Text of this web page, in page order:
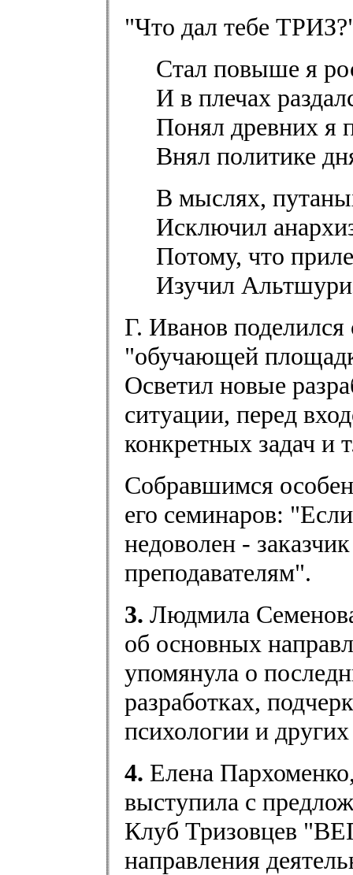
"Что дал тебе
Стал повыше я
И в плечах
Понял древних я
Внял политике
В мыслях,
Исключил
Потому, что
Изучил
Г. Иванов
"обучающей
Осветил новые
ситуации, перед
конкретных задач и
Собравшимся
его семинаров:
недоволен -
преподавателям".
3. Людмила
об основных
упомянула о
разработках,
психологии и
4. Елена
выступила с
Клуб Тризовцев
направления